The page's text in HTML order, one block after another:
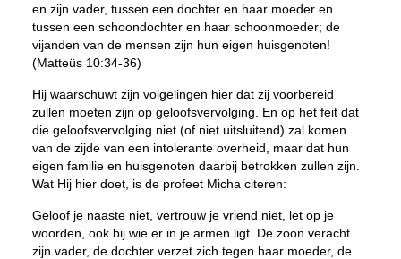
en zijn vader, tussen een dochter en haar moeder en
tussen een schoondochter en haar schoonmoeder; de
vijanden van de mensen zijn hun eigen huisgenoten!
(Matteüs 10:34-36)
Hij waarschuwt zijn volgelingen hier dat zij voorbereid
zullen moeten zijn op geloofsvervolging. En op het feit dat
die geloofsvervolging niet (of niet uitsluitend) zal komen
van de zijde van een intolerante overheid, maar dat hun
eigen familie en huisgenoten daarbij betrokken zullen zijn.
Wat Hij hier doet, is de profeet Micha citeren:
Geloof je naaste niet, vertrouw je vriend niet, let op je
woorden, ook bij wie er in je armen ligt. De zoon veracht
zijn vader, de dochter verzet zich tegen haar moeder, de